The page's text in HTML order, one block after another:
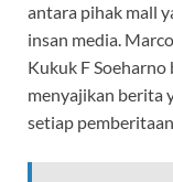
antara pihak mall
insan media.
Kukuk F
menyajikan berita
setiap